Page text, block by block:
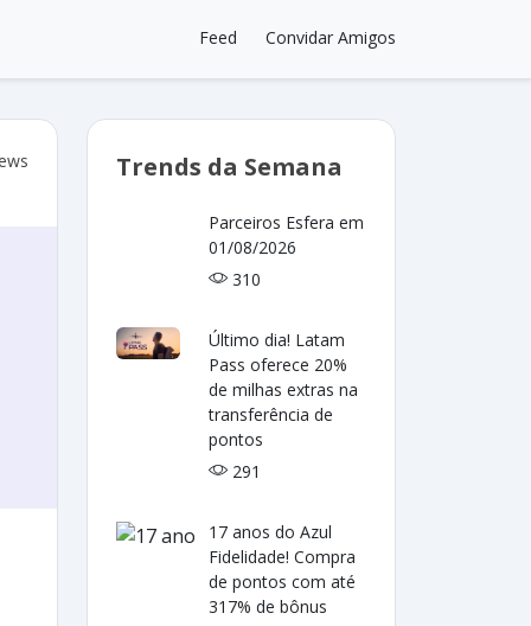
Feed Convidar Amigos
Trends da Semana
Parceiros Esfera em
01/08/2026
310
Último dia! Latam
Pass oferece 20%
de milhas extras na
transferência de
pontos
291
17 anos do Azul
Fidelidade! Compra
de pontos com até
317% de bônus